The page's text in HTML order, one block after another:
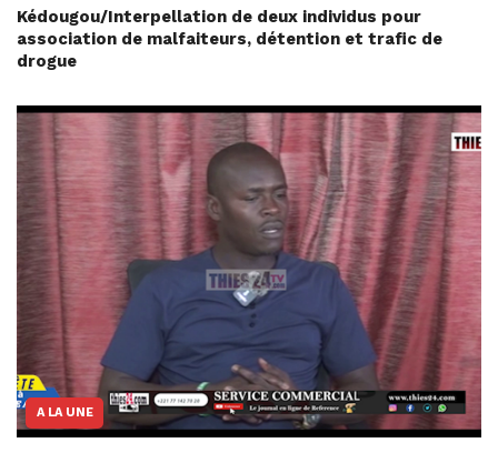
Kédougou/Interpellation de deux individus pour
association de malfaiteurs, détention et trafic de
drogue
A LA UNE